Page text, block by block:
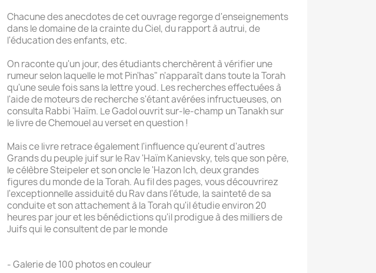
Chacune des anecdotes de cet ouvrage regorge d'enseignements
dans le domaine de la crainte du Ciel, du rapport à autrui, de
l'éducation des enfants, etc.
On raconte qu'un jour, des étudiants cherchèrent à vérifier une
rumeur selon laquelle le mot Pin'has" n'apparaît dans toute la Torah
qu'une seule fois sans la lettre youd. Les recherches effectuées à
l'aide de moteurs de recherche s'étant avérées infructueuses, on
consulta Rabbi 'Haïm. Le Gadol ouvrit sur-le-champ un Tanakh sur
le livre de Chemouel au verset en question !
Mais ce livre retrace également l'influence qu'eurent d'autres
Grands du peuple juif sur le Rav 'Haïm Kanievsky, tels que son père,
le célèbre Steipeler et son oncle le 'Hazon Ich, deux grandes
figures du monde de la Torah. Au fil des pages, vous découvrirez
l'exceptionnelle assiduité du Rav dans l'étude, la sainteté de sa
conduite et son attachement à la Torah qu'il étudie environ 20
heures par jour et les bénédictions qu'il prodigue à des milliers de
Juifs qui le consultent de par le monde
- Galerie de 100 photos en couleur